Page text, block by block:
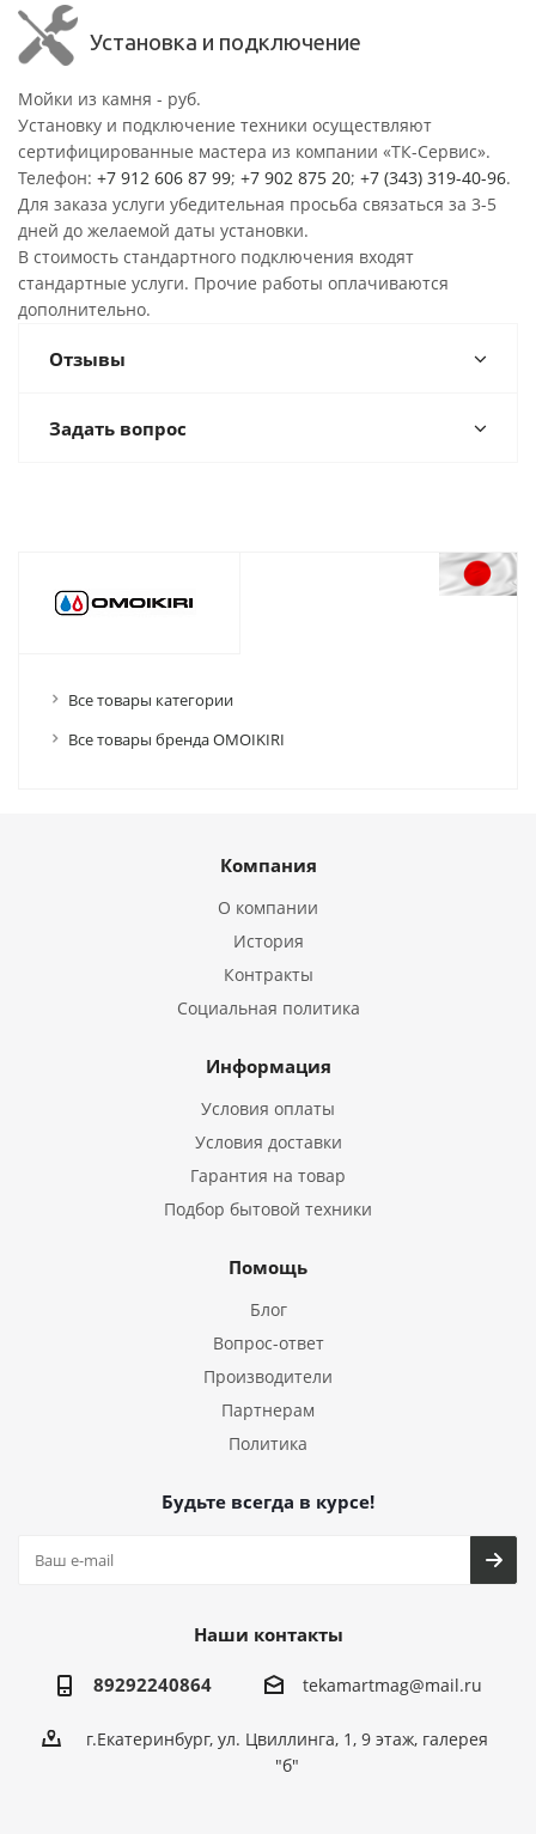
Установка и подключение
Мойки из камня - руб.
Установку и подключение техники осуществляют
сертифицированные мастера из компании «ТК-Сервис».
Телефон: +7 912 606 87 99; +7 902 875 20; +7 (343) 319-40-96.
Для заказа услуги убедительная просьба связаться за 3-5
дней до желаемой даты установки.
В стоимость стандартного подключения входят
стандартные услуги. Прочие работы оплачиваются
дополнительно.
Отзывы
Задать вопрос
Все товары категории
Все товары бренда OMOIKIRI
Компания
О компании
История
Контракты
Социальная политика
Информация
Условия оплаты
Условия доставки
Гарантия на товар
Подбор бытовой техники
Помощь
Блог
Вопрос-ответ
Производители
Партнерам
Политика
Будьте всегда в курсе!
Наши контакты
89292240864 tekamartmag@mail.ru
г.Екатеринбург, ул. Цвиллинга, 1, 9 этаж, галерея
"б"